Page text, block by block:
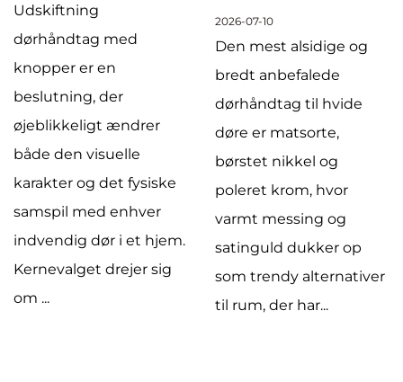
Udskiftning
dørhåndtag med
knopper er en
beslutning, der
øjeblikkeligt ændrer
både den visuelle
karakter og det fysiske
samspil med enhver
indvendig dør i et hjem.
Kernevalget drejer sig
om ...
2026-07-10
Den mest alsidige og
bredt anbefalede
dørhåndtag til hvide
døre er matsorte,
børstet nikkel og
poleret krom, hvor
varmt messing og
satinguld dukker op
som trendy alternativer
til rum, der har...